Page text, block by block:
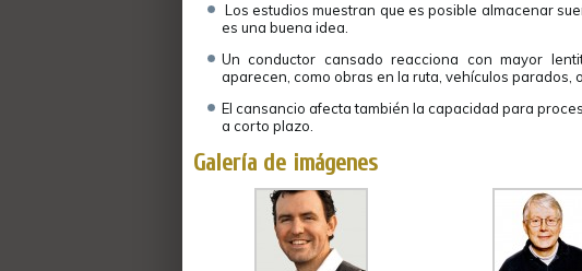
Los estudios muestran que es posible almacenar
es una buena idea.
Un conductor cansado reacciona con mayor
aparecen, como obras en la ruta, vehículos parados,
El cansancio afecta también la capacidad para
a corto plazo.
Galería de imágenes